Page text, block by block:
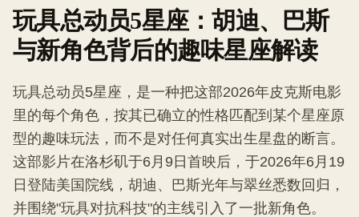
玩具总动员5星座：胡迪、巴斯
与新角色背后的趣味星座解读
玩具总动员5星座，是一种把这部2026年皮克斯电影
里的每个角色，按其已确立的性格匹配到某个星座原
型的趣味玩法，而不是对任何真实出生星盘的断言。
这部影片在洛杉矶于6月9日首映后，于2026年6月19
日登陆美国院线，胡迪、巴斯光年与翠丝悉数回归，
并围绕"玩具对抗科技"的主线引入了一批新角色。